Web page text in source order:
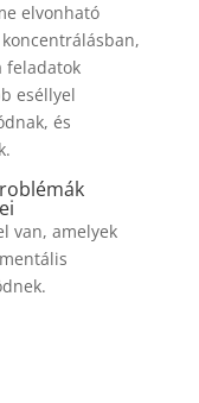
elvonható
feladatok
eséllyel
és
van, amelyek